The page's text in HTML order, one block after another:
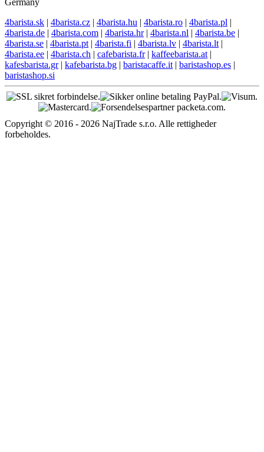
4barista.sk | 4barista.cz | 4barista.hu | 4barista.ro | 4barista.pl |
4barista.de | 4barista.com | 4barista.hr| 4barista.nl | 4barista.be |
4barista.se | 4barista.pt | 4barista.fi | 4barista.lv | 4barista.lt |
4barista.ee | 4barista.ch | cafebarista.fr| kaffeebarista.at |
kafesbarista.gr| kafebarista.bg | baristacaffe.it | baristashop.es |
baristashop.si
Copyright © 2016 - 2026 NajTrade s.r.o. Alle rettigheder
forbeholdes.